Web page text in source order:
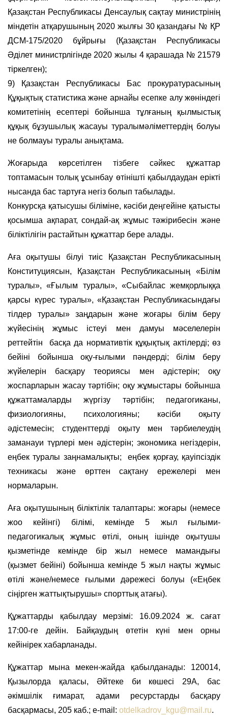
Қазақстан Республикасы Денсаулық сақтау министрінің
міндетін атқарушының 2020 жылғы 30 қазандағы № ҚР
ДСМ-175/2020 бұйрығы (Қазақстан Республикасы
Әділет министрлігінде 2020 жылы 4 қарашада № 21579
тіркелген);
9) Қазақстан Республикасы Бас прокуратурасының
Құқықтық статистика және арнайы есепке алу жөніндегі
комитетінің есептері бойынша тұлғаның қылмыстық
құқық бұзушылық жасауы туралымәліметтердің болуы
не болмауы туралы анықтама.
Жоғарыда көрсетілген тiзбеге сәйкес құжаттар
топтамасын толық ұсынбау өтінішті қабылдаудан ерікті
нысанда бас тартуға негіз болып табылады.
Конкурсқа қатысушы біліміне, кәсіби деңгейіне қатысты
қосымша ақпарат, сондай-ақ жұмыс тәжірибесін және
біліктілігін растайтын құжаттар бере алады.
Аға оқытушы білуі тиіс Қазақстан Республикасының
Конституциясын, Қазақстан Республикасының «Білім
туралы», «Ғылым туралы», «Сыбайлас жемқорлыққа
қарсы күрес туралы», «Қазақстан Республикасындағы
тілдер туралы» заңдарын және жоғары білім беру
жүйесінің жұмыс істеуі мен дамуы мәселелерін
реттейтін басқа да нормативтік құқықтық актілерді; өз
бейіні бойынша оқу-ғылыми пәндерді; білім беру
жүйелерін басқару теориясы мен әдістерін; оқу
жоспарларын жасау тәртібін; оқу жұмыстары бойынша
құжаттамаларды жүргізу тәртібін; педагогиканы,
физиологияны, психологияны; кәсіби оқыту
әдістемесін; студенттерді оқыту мен тәрбиелеудің
заманауи түрлері мен әдістерін; экономика негіздерін,
еңбек туралы заңнамалықты; еңбек қорғау, қауіпсіздік
техникасы және өрттен сақтану ережелері мен
нормаларын.
Аға оқытушының біліктілік талаптары: жоғары (немесе
жоо кейінгі) білімі, кемінде 5 жыл ғылыми-
педагогикалық жұмыс өтілі, оның ішінде оқытушы
қызметінде кемінде бір жыл немесе мамандығы
(қызмет бейіні) бойынша кемінде 5 жыл нақты жұмыс
өтілі және/немесе ғылыми дәрежесі болуы («Еңбек
сіңірген жаттықтырушы» спорттық атағы).
Құжаттарды қабылдау мерзімі: 16.09.2024 ж. сағат
17:00-ге дейін. Байқаудың өтетін күні мен орны
кейінірек хабарланады.
Құжаттар мына мекен-жайда қабылданады: 120014,
Қызылорда қаласы, Әйтеке би көшесі 29А, бас
әкімшілік ғимарат, адами ресурстарды басқару
басқармасы, 205 каб.; e-mail: otdelkadrov_kgu@mail.ru.